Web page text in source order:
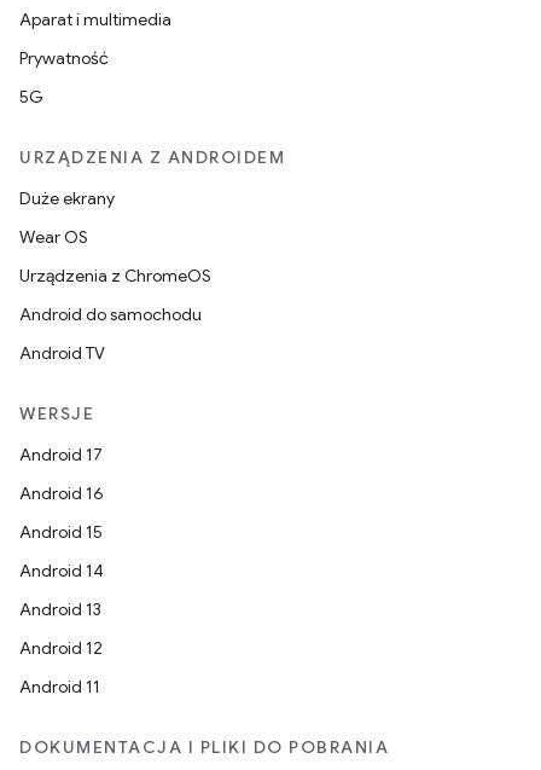
Aparat i multimedia
Prywatność
5G
URZĄDZENIA Z ANDROIDEM
Duże ekrany
Wear OS
Urządzenia z ChromeOS
Android do samochodu
Android TV
WERSJE
Android 17
Android 16
Android 15
Android 14
Android 13
Android 12
Android 11
DOKUMENTACJA I PLIKI DO POBRANIA